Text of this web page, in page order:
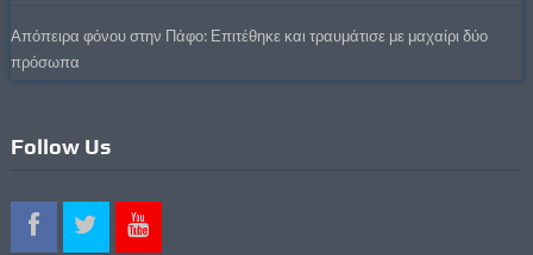
Απόπειρα φόνου στην Πάφο: Επιτέθηκε και τραυμάτισε με μαχαίρι δύο
πρόσωπα
Follow Us